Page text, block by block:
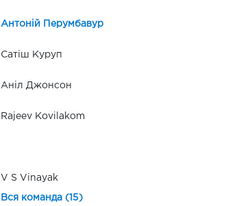
Антоній Перумбавур
Сатіш Куруп
Аніл Джонсон
Rajeev Kovilakom
V S Vinayak
Вся команда (15)